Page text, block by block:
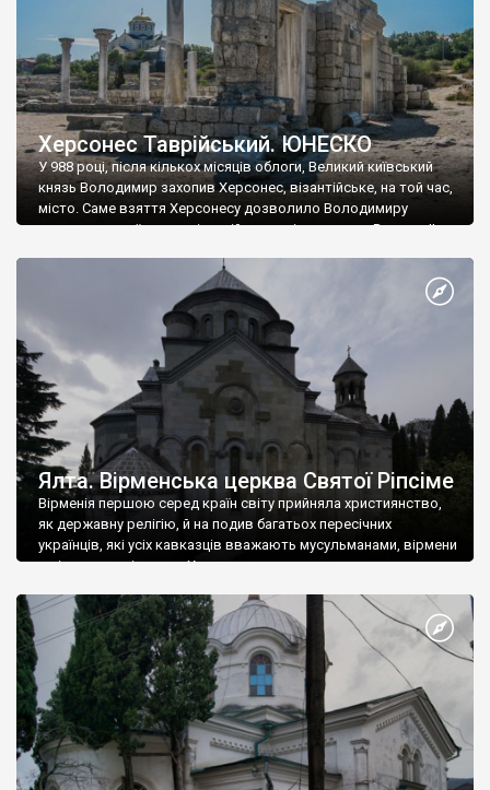
Херсонес Таврійський. ЮНЕСКО
У 988 році, після кількох місяців облоги, Великий київський
князь Володимир захопив Херсонес, візантійське, на той час,
місто. Саме взяття Херсонесу дозволило Володимиру
диктувати свої умови візантійському імператору Василю ІІ, та
Херсонесі Володимир-язичник, став Василем-християнином.
А потім було Хрещення Русі. На честь Херсонесу Таврійського
Ялта. Вірменська церква Святої Ріпсіме
Вірменія першою серед країн світу прийняла християнство,
як державну релігію, й на подив багатьох пересічних
українців, які усіх кавказців вважають мусульманами, вірмени
є відданими вірянами Христа